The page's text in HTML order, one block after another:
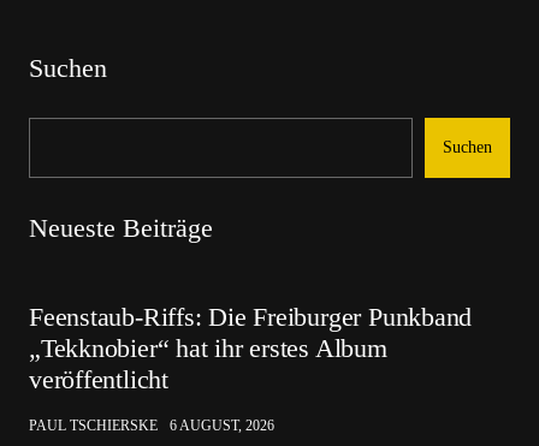
Suchen
Suchen
Neueste Beiträge
Feenstaub-Riffs: Die Freiburger Punkband
„Tekknobier“ hat ihr erstes Album
veröffentlicht
PAUL TSCHIERSKE 6 AUGUST, 2026